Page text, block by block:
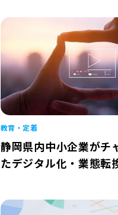
教育・定着
静岡県内中小企業がチ
たデジタル化・業態転